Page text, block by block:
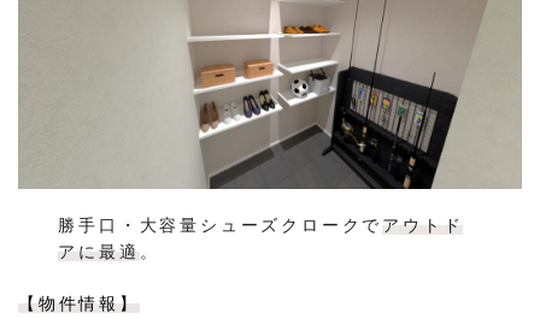
勝手口・大容量シューズクロークでアウトド
アに最適。
【物件情報】